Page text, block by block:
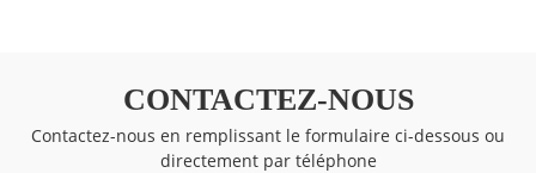
CONTACTEZ-NOUS
Contactez-nous en remplissant le formulaire ci-dessous ou
directement par téléphone